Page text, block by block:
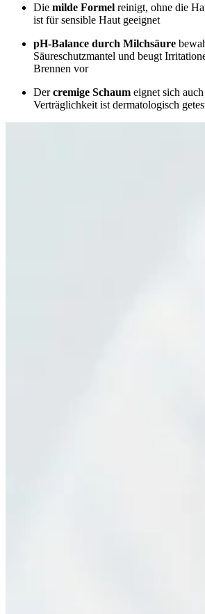
Die milde Formel reinigt, ohne die
ist für sensible Haut geeignet
pH-Balance durch Milchsäure
Säureschutzmantel und beugt
Brennen vor
Dercremige Schaum eignet sich
Verträglichkeit ist dermatologisch